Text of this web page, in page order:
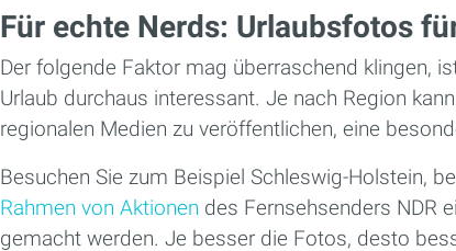
Für echte Nerds: Urlaubsfotos
Der folgende Faktor mag überraschend klingen,
Urlaub durchaus interessant. Je nach Region
regionalen Medien zu veröffentlichen, eine
Besuchen Sie zum Beispiel Schleswig-Holstein,
Rahmen von Aktionen des Fernsehsenders NDR
gemacht werden. Je besser die Fotos, desto